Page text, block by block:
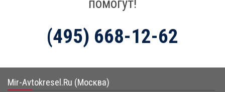
помогут!
(495) 668-12-62
Mir-Avtokresel.Ru (Москва)